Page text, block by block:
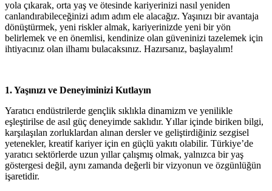
yola çıkarak, orta yaş ve ötesinde kariyerinizi nasıl yeniden
canlandırabileceğinizi adım adım ele alacağız. Yaşınızı bir avantaja
dönüştürmek, yeni riskler almak, kariyerinizde yeni bir yön
belirlemek ve en önemlisi, kendinize olan güveninizi tazelemek için
ihtiyacınız olan ilhamı bulacaksınız. Hazırsanız, başlayalım!
1. Yaşınızı ve Deneyiminizi Kutlayın
Yaratıcı endüstrilerde gençlik sıklıkla dinamizm ve yenilikle
eşleştirilse de asıl güç deneyimde saklıdır. Yıllar içinde biriken bilgi,
karşılaşılan zorluklardan alınan dersler ve geliştirdiğiniz sezgisel
yetenekler, kreatif kariyer için en güçlü yakıtı olabilir. Türkiye’de
yaratıcı sektörlerde uzun yıllar çalışmış olmak, yalnızca bir yaş
göstergesi değil, aynı zamanda değerli bir vizyonun ve özgünlüğün
işaretidir.